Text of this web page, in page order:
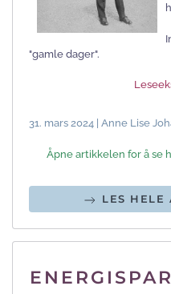
"gamle dager".
31. mars 2024 | Anne Lise
Åpne artikkelen for å se
LES HELE